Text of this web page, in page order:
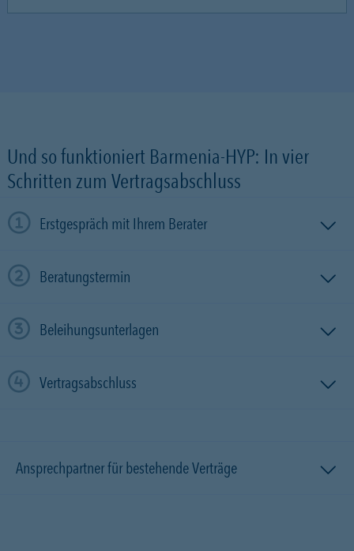
Und so funktioniert Barmenia-HYP: In vier
Schritten zum Vertragsabschluss
Erstgespräch mit Ihrem Berater
Beratungstermin
Beleihungsunterlagen
Vertragsabschluss
Ansprechpartner für bestehende Verträge